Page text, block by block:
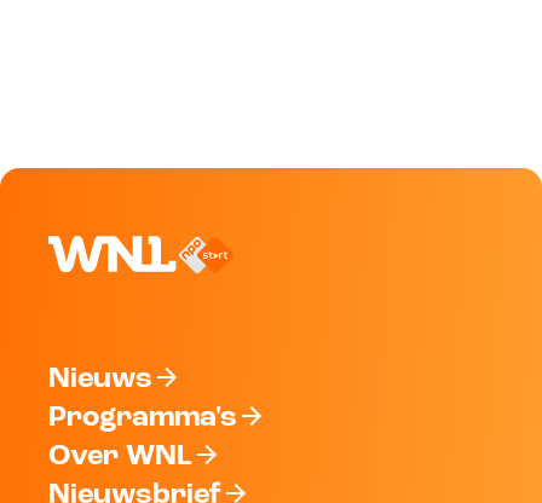
Nieuws
Programma's
Over WNL
Nieuwsbrief